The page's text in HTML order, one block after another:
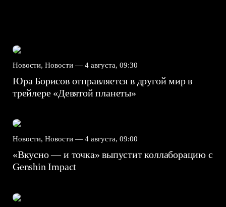
Новости, Новости — 4 августа, 09:30
Юра Борисов отправляется в другой мир в
трейлере «Девятой планеты»
Новости, Новости — 4 августа, 09:00
«Вкусно — и точка» выпустит коллаборацию с
Genshin Impact⁠⁠